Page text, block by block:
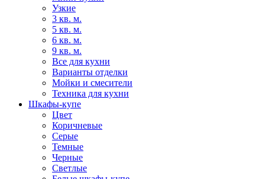
Узкие
3 кв. м.
5 кв. м.
6 кв. м.
9 кв. м.
Все для кухни
Варианты отделки
Мойки и смесители
Техника для кухни
Шкафы-купе
Цвет
Коричневые
Серые
Темные
Черные
Светлые